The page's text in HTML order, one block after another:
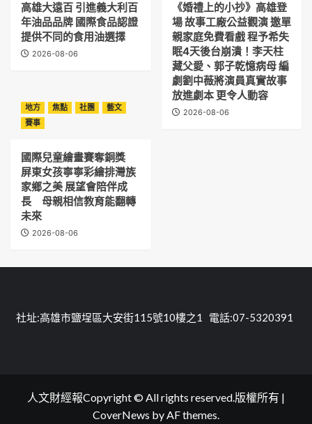
高雄大遠百 引進義大利百
年油品品牌 國際食品認證
提供不同的食用油選擇
2026-08-06
《婚禮上的小抄》高雄登
場 故事工廠公益觀演 邀單
親家庭免費看戲 程予希失
眠4天後台崩潰！李天柱
藏父愛、郭子乾憶病母 編
劇劉中薇將演員真實故事
放進劇本 更令人動容
2026-08-06
地方 焦點 社團
藝文
賽事
國際兒童繪畫賽奪銅獎
屏東女孩寧寧彩繪排灣族
家鄉之美 展望會陪伴成
長 母親相信教育能翻轉
未來
2026-08-06
社址:高雄市鹽埕區大安街115號10樓之1 電話:07-5320391
人文財經報Copyright © All rights reserved.版權所有 |
CoverNews by AF themes.